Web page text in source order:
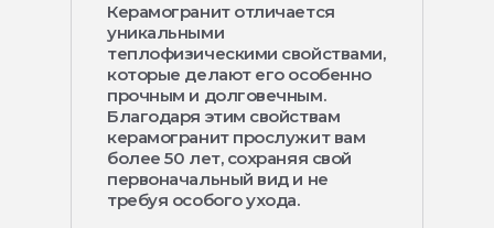
Керамогранит отличается
уникальными
теплофизическими свойствами,
которые делают его особенно
прочным и долговечным.
Благодаря этим свойствам
керамогранит прослужит вам
более 50 лет, сохраняя свой
первоначальный вид и не
требуя особого ухода.